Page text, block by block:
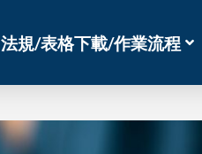
法規/表格下載/作業流程